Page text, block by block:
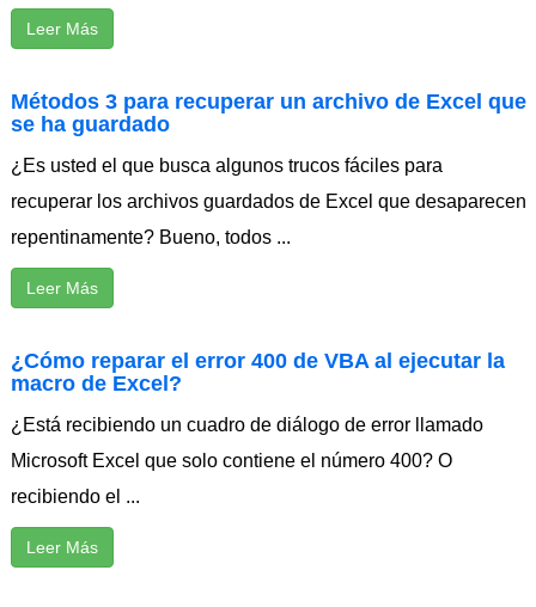
Leer Más
Métodos 3 para recuperar un archivo de Excel que
se ha guardado
¿Es usted el que busca algunos trucos fáciles para
recuperar los archivos guardados de Excel que desaparecen
repentinamente? Bueno, todos ...
Leer Más
¿Cómo reparar el error 400 de VBA al ejecutar la
macro de Excel?
¿Está recibiendo un cuadro de diálogo de error llamado
Microsoft Excel que solo contiene el número 400? O
recibiendo el ...
Leer Más